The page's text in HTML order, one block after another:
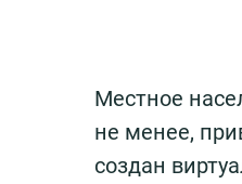
Местное
не менее,
создан